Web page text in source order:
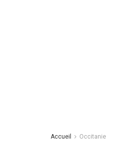
Accueil Occitanie